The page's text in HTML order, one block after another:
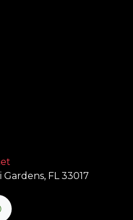
Gardens, FL 33017